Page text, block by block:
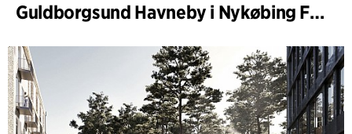
Guldborgsund Havneby i Nykøbing Falster